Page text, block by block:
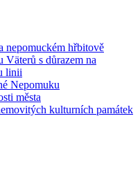
nepomuckém hřbitově
Väterů s důrazem na
linii
Nepomuku
města
kulturních památek